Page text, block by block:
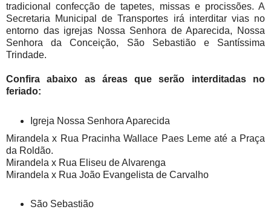
tradicional confecção de tapetes, missas e procissões. A
Secretaria Municipal de Transportes irá interditar vias no
entorno das igrejas Nossa Senhora de Aparecida, Nossa
Senhora da Conceição, São Sebastião e Santíssima
Trindade.
Confira abaixo as áreas que serão interditadas no
feriado:
Igreja Nossa Senhora Aparecida
Mirandela x Rua Pracinha Wallace Paes Leme até a Praça
da Roldão.
Mirandela x Rua Eliseu de Alvarenga
Mirandela x Rua João Evangelista de Carvalho
São Sebastião